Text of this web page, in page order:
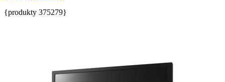
{produkty 375279}